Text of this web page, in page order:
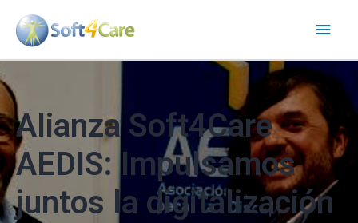
contenido
Alianza Soft4Care
AEDIS: Impulsamos
juntos la digitalización